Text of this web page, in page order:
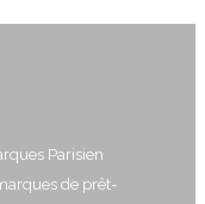
Parisien
de prêt-